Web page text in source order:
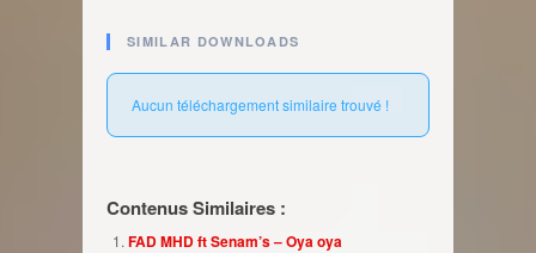
SIMILAR DOWNLOADS
Aucun téléchargement similaire trouvé !
Contenus Similaires :
FAD MHD ft Senam’s – Oya oya